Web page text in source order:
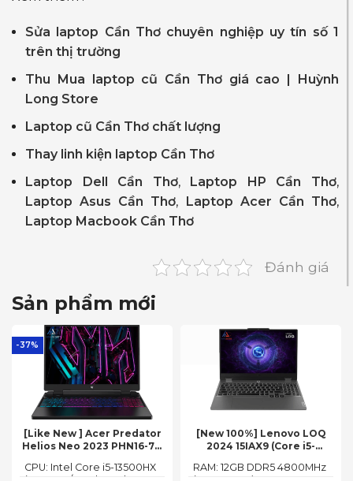
Sửa laptop Cần Thơ chuyên nghiệp uy tín số 1
trên thị trường
Thu Mua laptop cũ Cần Thơ giá cao | Huỳnh
Long Store
Laptop cũ Cần Thơ chất lượng
Thay linh kiện laptop Cần Thơ
Laptop Dell Cần Thơ, Laptop HP Cần Thơ,
Laptop Asus Cần Thơ, Laptop Acer Cần Thơ,
Laptop Macbook Cần Thơ
Đánh giá
Sản phẩm mới
-37%
[Like New ] Acer Predator
Helios Neo 2023 PHN16-71-
16GB, 512GB, RTX 4050 6GB,
CPU: Intel Core i5-13500HX
[New 100%] Lenovo LOQ
2024 15IAX9 (Core i5-
3050 6GB, 15.6″ FHD 144Hz)
RAM: 12GB DDR5 4800MHz